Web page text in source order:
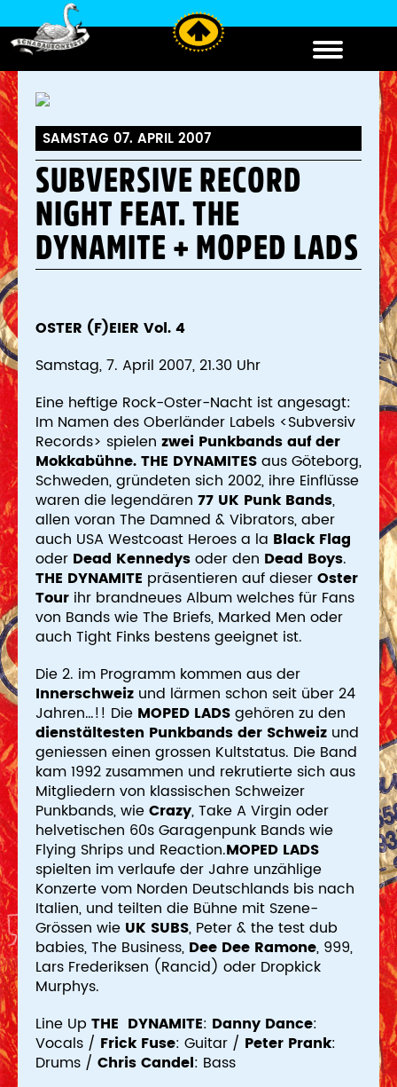
SAMSTAG 07. APRIL 2007
SUBVERSIVE RECORD
NIGHT FEAT. THE
DYNAMITE + MOPED LADS
OSTER (F)EIER Vol. 4
Samstag, 7. April 2007, 21.30 Uhr
Eine heftige Rock-Oster-Nacht ist angesagt:
Im Namen des Oberländer Labels <Subversiv
Records> spielen zwei Punkbands auf der
Mokkabühne. THE DYNAMITESaus Göteborg,
Schweden, gründeten sich 2002, ihre Einflüsse
waren die legendären 77 UK Punk Bands,
allen voran The Damned & Vibrators, aber
auch USA Westcoast Heroes a la Black Flag
oder Dead Kennedysoder den Dead Boys.
THE DYNAMITE präsentieren auf dieserOster
Tour ihr brandneues Album welches für Fans
von Bands wie The Briefs, Marked Men oder
auch Tight Finks bestens geeignet ist.
Die 2. im Programm kommen aus der
Innerschweiz und lärmen schon seit über 24
Jahren…!! Die MOPED LADSgehören zu den
dienstältesten Punkbands der Schweiz und
geniessen einen grossen Kultstatus. Die Band
kam 1992 zusammen und rekrutierte sich aus
Mitgliedern von klassischen Schweizer
Punkbands, wieCrazy, Take A Virgin oder
helvetischen 60s Garagenpunk Bands wie
Flying Shrips und Reaction.MOPED LADS
spielten im verlaufe der Jahre unzählige
Konzerte vom Norden Deutschlands bis nach
Italien, und teilten die Bühne mit Szene-
Grössen wie UK SUBS, Peter & the test dub
babies, The Business, Dee Dee Ramone, 999,
Lars Frederiksen (Rancid) oder Dropkick
Murphys.
Line Up THE DYNAMITE: Danny Dance:
Vocals / Frick Fuse: Guitar / Peter Prank:
Drums / Chris Candel: Bass